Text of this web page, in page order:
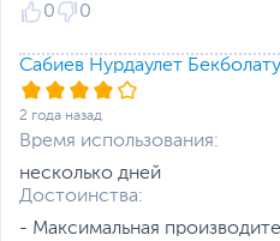
Размеры и вес
Размеры (Ш х В х Г)
Размеры упаковки (Ш х В
0
0
Сабиев Нурдаулет
2 года назад
Время использования:
несколько дней
Достоинства:
- Максимальная